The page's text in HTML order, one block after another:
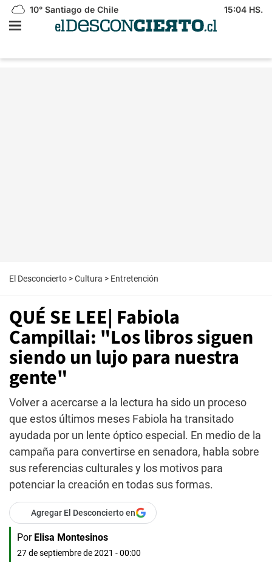
10° Santiago de Chile 15:04 HS.
El Desconcierto >Cultura > Entretención
QUÉ SE LEE| Fabiola
Campillai: "Los libros siguen
siendo un lujo para nuestra
gente"
Volver a acercarse a la lectura ha sido un proceso
que estos últimos meses Fabiola ha transitado
ayudada por un lente óptico especial. En medio de la
campaña para convertirse en senadora, habla sobre
sus referencias culturales y los motivos para
potenciar la creación en todas sus formas.
Agregar El Desconcierto en
Por Elisa Montesinos
27 de septiembre de 2021 - 00:00